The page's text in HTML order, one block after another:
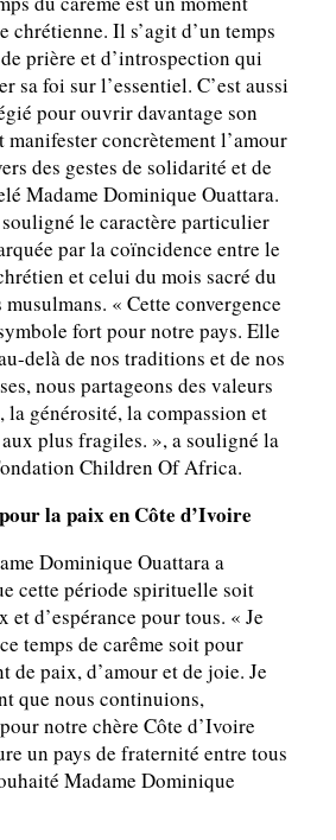
chrétienne. Il s’agit d’un temps
prière et d’introspection qui
sa foi sur l’essentiel. C’est aussi
pour ouvrir davantage son
concrètement l’amour
des gestes de solidarité et de
Madame Dominique Ouattara.
le caractère particulier
par la coïncidence entre le
et celui du mois sacré du
« Cette convergence
fort pour notre pays. Elle
delà de nos traditions et de nos
nous partageons des valeurs
la générosité, la compassion et
plus fragiles. », a souligné la
Children Of Africa.
la paix en Côte d’Ivoire
Dominique Ouattara a
cette période spirituelle soit
et d’espérance pour tous. « Je
temps de carême soit pour
de paix, d’amour et de joie. Je
que nous continuions,
notre chère Côte d’Ivoire
un pays de fraternité entre tous
Madame Dominique